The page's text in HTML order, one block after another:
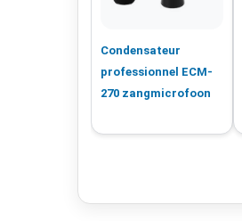
Condensateur
professionnel ECM-
270 zangmicrofoon